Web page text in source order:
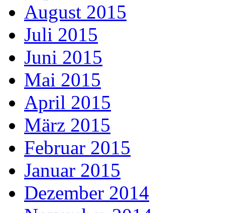
August 2015
Juli 2015
Juni 2015
Mai 2015
April 2015
März 2015
Februar 2015
Januar 2015
Dezember 2014